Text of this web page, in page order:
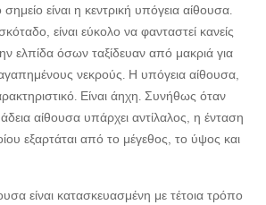
είναι η κεντρική υπόγεια αίθουσα.
είναι εύκολο να φανταστεί κανείς
ελπίδα όσων ταξίδευαν από μακριά για
νεκρούς. Η υπόγεια αίθουσα,
Είναι άηχη. Συνήθως όταν
αίθουσα υπάρχει αντίλαλος, η ένταση
εξαρτάται από το μέγεθος, το ύψος και
είναι κατασκευασμένη με τέτοια τρόπο